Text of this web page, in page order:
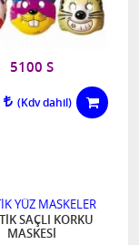
5100 S
YÜZ MASKELER
SAÇLI KORKU
MASKESİ